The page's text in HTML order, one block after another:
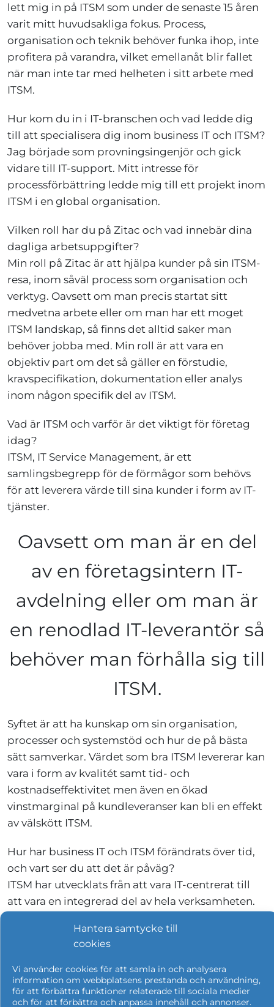
Hantera samtycke till
cookies
Vi använder cookies för att samla in och analysera
information om webbplatsens prestanda och användning,
för att förbättra funktioner relaterade till sociala medier
och för att förbättra och anpassa innehåll och annonser.
lett mig in på ITSM som under de senaste 15 åren
varit mitt huvudsakliga fokus. Process,
organisation och teknik behöver funka ihop, inte
profitera på varandra, vilket emellanåt blir fallet
när man inte tar med helheten i sitt arbete med
ITSM.
Hur kom du in i IT-branschen och vad ledde dig
till att specialisera dig inom business IT och ITSM?
Jag började som provningsingenjör och gick
vidare till IT-support. Mitt intresse för
processförbättring ledde mig till ett projekt inom
ITSM i en global organisation.
Vilken roll har du på Zitac och vad innebär dina
dagliga arbetsuppgifter?
Min roll på Zitac är att hjälpa kunder på sin ITSM-
resa, inom såväl process som organisation och
verktyg. Oavsett om man precis startat sitt
medvetna arbete eller om man har ett moget
ITSM landskap, så finns det alltid saker man
behöver jobba med. Min roll är att vara en
objektiv part om det så gäller en förstudie,
kravspecifikation, dokumentation eller analys
inom någon specifik del av ITSM.
Vad är ITSM och varför är det viktigt för företag
idag?
ITSM, IT Service Management, är ett
samlingsbegrepp för de förmågor som behövs
för att leverera värde till sina kunder i form av IT-
tjänster.
Oavsett om man är en del
av en företagsintern IT-
avdelning eller om man är
en renodlad IT-leverantör så
behöver man förhålla sig till
ITSM.
Syftet är att ha kunskap om sin organisation,
processer och systemstöd och hur de på bästa
sätt samverkar. Värdet som bra ITSM levererar kan
vara i form av kvalitét samt tid- och
kostnadseffektivitet men även en ökad
vinstmarginal på kundleveranser kan bli en effekt
av välskött ITSM.
Hur har business IT och ITSM förändrats över tid,
och vart ser du att det är påväg?
ITSM har utvecklats från att vara IT-centrerat till
att vara en integrerad del av hela verksamheten.
Har du några rekommendationer för företag som
vill förbättra sin ITSM-strategi?
Starta där ni är, ta små steg och involvera rätt